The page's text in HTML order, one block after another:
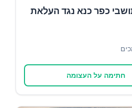
כפר כנא נגד העלאת
חתימה על העצומה